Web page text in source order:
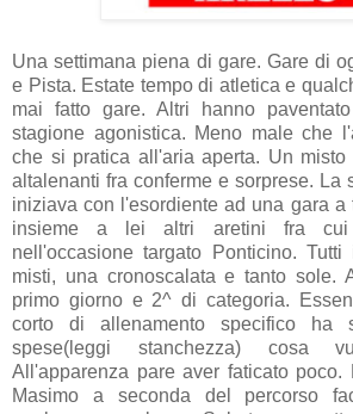
Una settimana piena di gare. Gare di
e Pista. Estate tempo di atletica e
mai fatto gare. Altri hanno
stagione agonistica. Meno male che
che si pratica all'aria aperta. Un
altalenanti fra conferme e sorprese. La
iniziava con l'esordiente ad una gara a
insieme a lei altri aretini fra cui
nell'occasione targato Ponticino.
misti, una cronoscalata e tanto sole.
primo giorno e 2^ di categoria.
corto di allenamento specifico ha
spese(leggi stanchezza) cosa
All'apparenza pare aver faticato poco.
Masimo a seconda del percorso